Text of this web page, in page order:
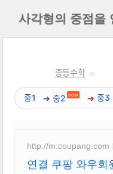
사각형의 중점을
중등수학
중1 중2 now 중3
http://m.coupang.com
연결 쿠팡 와우회